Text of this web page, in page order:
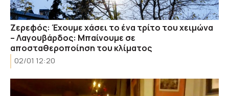
Ζερεφός: Έχουμε χάσει το ένα τρίτο του χειμώνα
– Λαγουβάρδος: Μπαίνουμε σε
αποσταθεροποίηση του κλίματος
02/01 12:20